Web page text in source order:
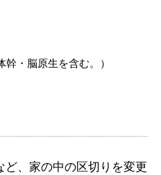
・脳原生を含む。）
、家の中の区切りを変更